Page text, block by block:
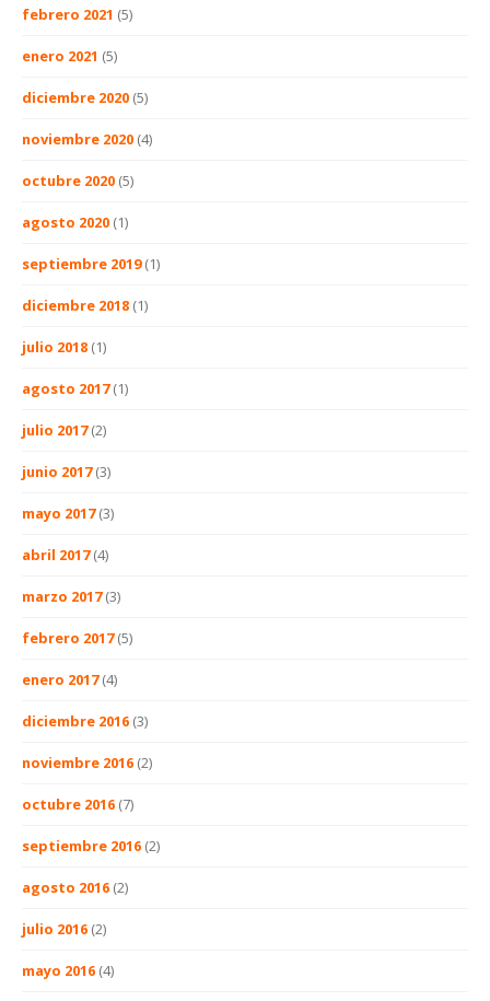
febrero 2021 (5)
enero 2021 (5)
diciembre 2020 (5)
noviembre 2020 (4)
octubre 2020 (5)
agosto 2020 (1)
septiembre 2019(1)
diciembre 2018 (1)
julio 2018 (1)
agosto 2017(1)
julio 2017(2)
junio 2017(3)
mayo 2017(3)
abril 2017(4)
marzo 2017(3)
febrero 2017(5)
enero 2017(4)
diciembre 2016 (3)
noviembre 2016 (2)
octubre 2016 (7)
septiembre 2016 (2)
agosto 2016 (2)
julio 2016 (2)
mayo 2016 (4)